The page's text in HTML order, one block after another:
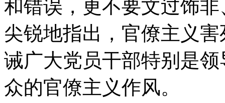
和错误，更不要文过饰
尖锐地指出，官僚主义
诫广大党员干部特别是
众的官僚主义作风。